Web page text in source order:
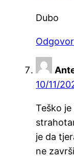
Dubo
10/11/
Teško
je da
ne